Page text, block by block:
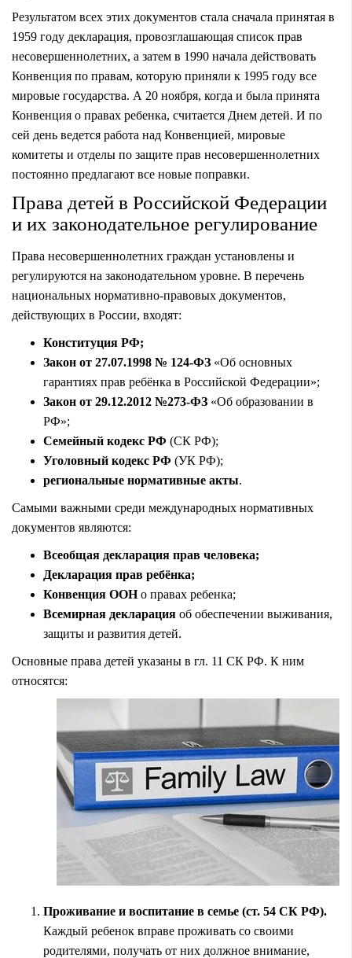
Результатом всех этих документов стала сначала принятая в
1959 году декларация, провозглашающая список прав
несовершеннолетних, а затем в 1990 начала действовать
Конвенция по правам, которую приняли к 1995 году все
мировые государства. А 20 ноября, когда и была принята
Конвенция о правах ребенка, считается Днем детей. И по
сей день ведется работа над Конвенцией, мировые
комитеты и отделы по защите прав несовершеннолетних
постоянно предлагают все новые поправки.
Права детей в Российской Федерации
и их законодательное регулирование
Права несовершеннолетних граждан установлены и
регулируются на законодательном уровне. В перечень
национальных нормативно-правовых документов,
действующих в России, входят:
Конституция РФ;
Закон от 27.07.1998 № 124-ФЗ «Об основных
гарантиях прав ребёнка в Российской Федерации»;
Закон от 29.12.2012 №273-ФЗ «Об образовании в
РФ»;
Семейный кодекс РФ (СК РФ);
Уголовный кодекс РФ (УК РФ);
региональные нормативные акты.
Самыми важными среди международных нормативных
документов являются:
Всеобщая декларация прав человека;
Декларация прав ребёнка;
Конвенция ООНо правах ребенка;
Всемирная декларация об обеспечении выживания,
защиты и развития детей.
Основные права детей указаны в гл. 11 СК РФ. К ним
относятся:
Проживание и воспитание в семье (ст. 54 СК РФ).
Каждый ребенок вправе проживать со своими
родителями, получать от них должное внимание,